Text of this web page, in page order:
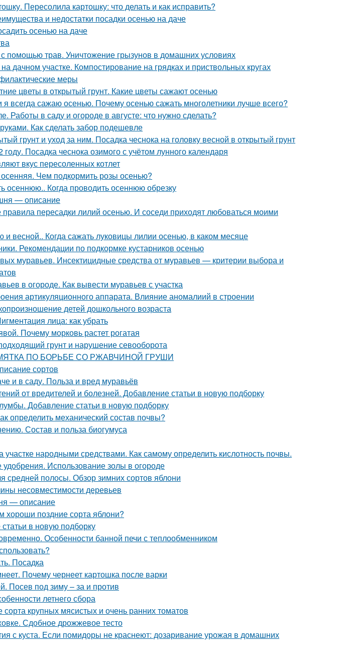
Пересолила картошку: что делать и как исправить?
и недостатки посадки осенью на даче
осенью на даче
помощью трав. Уничтожение грызунов в домашних условиях
дачном участке. Компостирование на грядках и приствольных кругах
меры
цветы в открытый грунт. Какие цветы сажают осенью
я всегда сажаю осенью. Почему осенью сажать многолетники лучше всего?
Работы в саду и огороде в августе: что нужно сделать?
Как сделать забор подешевле
грунт и уход за ним. Посадка чеснока на головку весной в открытый грунт
Посадка чеснока озимого с учётом лунного календаря
вкус пересоленных котлет
Чем подкормить розы осенью?
осеннюю.. Когда проводить осеннюю обрезку
— описание
пересадки лилий осенью. И соседи приходят любоваться моими
и весной.. Когда сажать луковицы лилии осенью, в каком месяце
Рекомендации по подкормке кустарников осенью
муравьев. Инсектицидные средства от муравьев — критерии выбора и
в огороде. Как вывести муравьев с участка
артикуляционного аппарата. Влияние аномалиий в строении
детей дошкольного возраста
лица: как убрать
Почему морковь растет рогатая
грунт и нарушение севооборота
ПО БОРЬБЕ СО РЖАВЧИНОЙ ГРУШИ
сортов
и в саду. Польза и вред муравьёв
от вредителей и болезней. Добавление статьи в новую подборку
Добавление статьи в новую подборку
определить механический состав почвы?
Состав и польза биогумуса
участке народными средствами. Как самому определить кислотность почвы.
Использование золы в огороде
средней полосы. Обзор зимних сортов яблони
несовместимости деревьев
— описание
хороши поздние сорта яблони?
в новую подборку
Особенности банной печи с теплообменником
Посадка
Почему чернеет картошка после варки
Посев под зиму – за и против
летнего сбора
крупных мясистых и очень ранних томатов
Сдобное дрожжевое тесто
с куста. Если помидоры не краснеют: дозаривание урожая в домашних